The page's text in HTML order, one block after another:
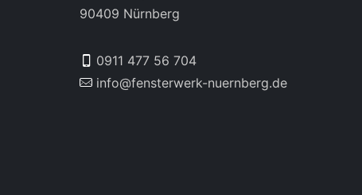
90409 Nürnberg
0911 477 56 704
info@fensterwerk-nuernberg.de